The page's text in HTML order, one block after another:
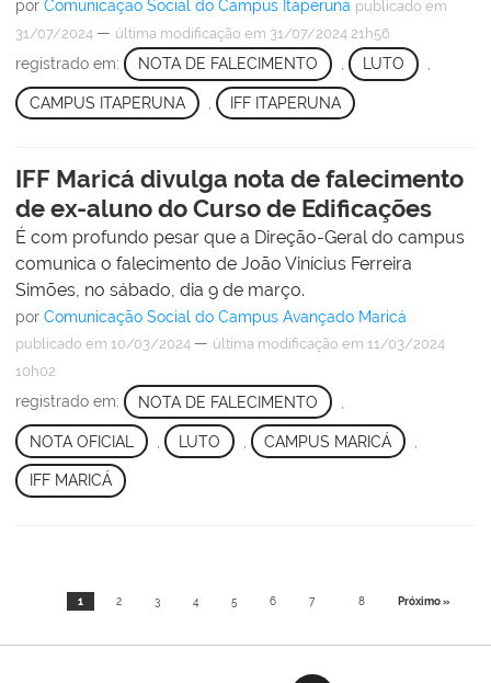
por Comunicação Social do Campus Itaperuna publicado em
31/07/2024 — última modificação em 31/07/2024 21h56
registrado em: NOTA DE FALECIMENTO , LUTO ,
CAMPUS ITAPERUNA IFF ITAPERUNA
IFF Maricá divulga nota de falecimento
de ex-aluno do Curso de Edificações
É com profundo pesar que a Direção-Geral do campus
comunica o falecimento de João Vinícius Ferreira
Simões, no sábado, dia 9 de março.
por Comunicação Social do Campus Avançado Maricá
publicado em 10/03/2024 — última modificação em 11/03/2024
10h02
registrado em: NOTA DE FALECIMENTO
NOTA OFICIAL LUTO CAMPUS MARICÁ
IFF MARICÁ
1 2 3 4 5 6 7 8 Próximo »